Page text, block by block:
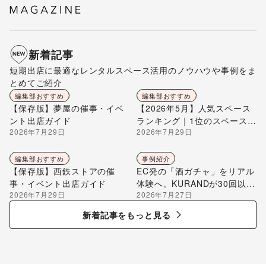
新着記事
短期出店に最適なレンタルスペース活用のノウハウや事例をま
とめてご紹介
編集部おすすめ
【保存版】夢屋の催事・イベ
ント出店ガイド
2026年7月29日
編集部おすすめ
【2026年5月】人気スペース
ランキング｜1位のスペースを
編集部が解説
2026年7月29日
編集部おすすめ
【保存版】西鉄ストアの催
事・イベント出店ガイド
2026年7月29日
事例紹介
EC発の「酒ガチャ」をリアル
体験へ。KURANDが30回以上
のポップアップ出店で届け
る“新しいお酒との出会い”
2026年7月27日
新着記事をもっと見る